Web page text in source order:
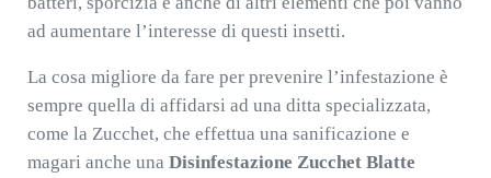
ad aumentare l’interesse di questi insetti.
La cosa migliore da fare per prevenire l’infestazione è
sempre quella di affidarsi ad una ditta specializzata,
come la Zucchet, che effettua una sanificazione e
magari anche una Disinfestazione Zucchet Blatte